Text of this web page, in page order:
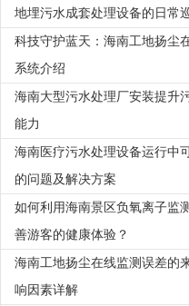
地埋污水成套处理设备的日常
科技守护蓝天：海南工地扬尘
系统介绍
海南大型污水处理厂安装提升
能力
海南医疗污水处理设备运行中
的问题及解决方案
如何利用海南景区负氧离子监
善游客的健康体验？
海南工地扬尘在线监测误差的
响因素详解